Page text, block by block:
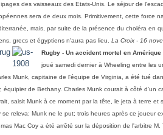
des vaisseaux des Etats-Unis. Le séjour de
sera de deux mois. Primitivement, cette force
mais, par suite de la présence du choléra en
grecs et égyptiens n'aura pas lieu. La Croix - 16
Rugby - Un accident mortel en Amérique
joué samedi dernier à Wheeling entre les
Munk, capitaine de l'équipe de Virginia, a été tué
équipier de Bethany. Charles Munk courait à côté d'un
saisit Munk à ce moment par la tête, le jeta à terre et
se releva; Munk ne le put; trois heures après ce joueur
Mac Coy a été arrêté sur la déposition de l'arbitre